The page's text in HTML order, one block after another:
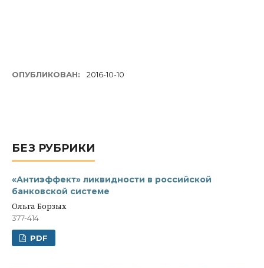
ОПУБЛИКОВАН: 2016-10-10
БЕЗ РУБРИКИ
«Антиэффект» ликвидности в российской
банковской системе
Ольга Борзых
377-414
PDF